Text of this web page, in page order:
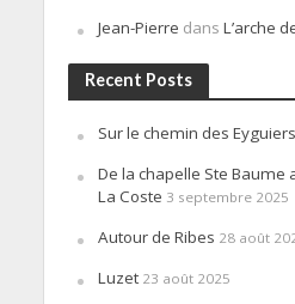
Jean-Pierre dans L’arche
Recent Posts
Sur le chemin des Eyguiers
De la chapelle Ste Baume
La Coste 3 septembre 2025
Autour de Ribes 28 août
Luzet 23 août 2025